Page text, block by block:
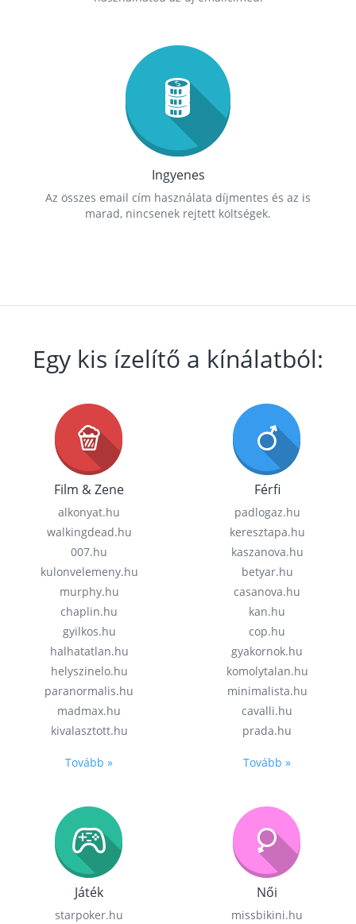
Ingyenes
Az összes email cím használata díjmentes és az is
marad, nincsenek rejtett költségek.
Egy kis ízelítő a kínálatból:
Film & Zene
alkonyat.hu
walkingdead.hu
007.hu
kulonvelemeny.hu
murphy.hu
chaplin.hu
gyilkos.hu
halhatatlan.hu
helyszinelo.hu
paranormalis.hu
madmax.hu
kivalasztott.hu
Tovább »
Férfi
padlogaz.hu
keresztapa.hu
kaszanova.hu
betyar.hu
casanova.hu
kan.hu
cop.hu
gyakornok.hu
komolytalan.hu
minimalista.hu
cavalli.hu
prada.hu
Tovább »
Játék
starpoker.hu
Női
missbikini.hu